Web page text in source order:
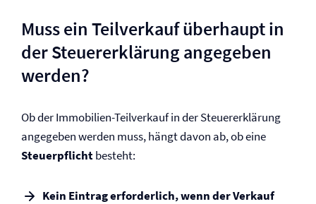
Muss ein Teilverkauf überhaupt in
der Steuererklärung angegeben
werden?
Ob der Immobilien-Teilverkauf in der Steuererklärung
angegeben werden muss, hängt davon ab, ob eine
Steuerpflichtbesteht:
Kein Eintrag erforderlich, wenn der Verkauf